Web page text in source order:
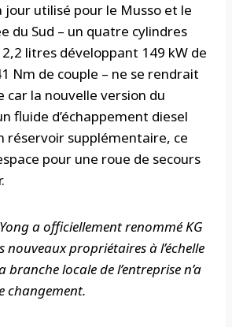
jour utilisé pour le Musso et le
du Sud – un quatre cylindres
litres développant 149 kW de
Nm de couple – ne se rendrait
car la nouvelle version du
fluide d’échappement diesel
réservoir supplémentaire, ce
pour une roue de secours
a officiellement renommé KG
nouveaux propriétaires à l’échelle
locale de l’entreprise n’a
changement.